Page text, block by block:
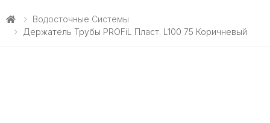
Водосточные Системы
Держатель Трубы PROFiL Пласт. L100 75 Коричневый